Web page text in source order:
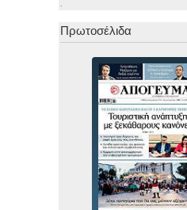
.
Πρωτοσέλιδα